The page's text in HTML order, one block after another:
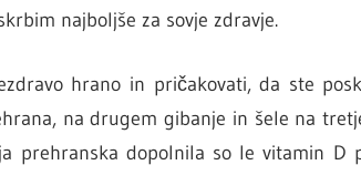
najboljše za sovje zdravje.
hrano in pričakovati, da ste
na drugem gibanje in šele na
prehranska dopolnila so le vitamin D